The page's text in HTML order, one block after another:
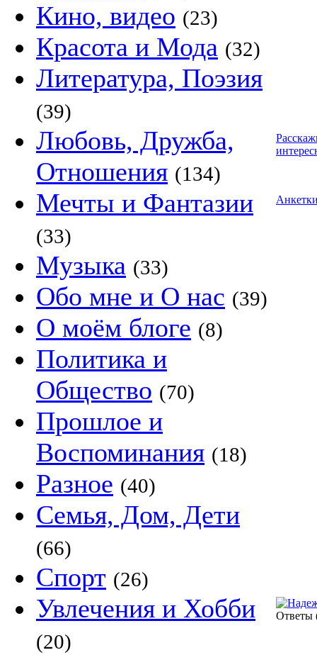
Кино, видео (23)
Красота и Мода (32)
Литература, Поэзия
(39)
Любовь, Дружба,
Отношения (134)
Мечты и Фантазии
(33)
Музыка (33)
Обо мне и О нас (39)
О моём блоге (8)
Политика и
Общество (70)
Прошлое и
Воспоминания (18)
Разное (40)
Семья, Дом, Дети
(66)
Спорт (26)
Увлечения и Хобби
(20)
Ответы